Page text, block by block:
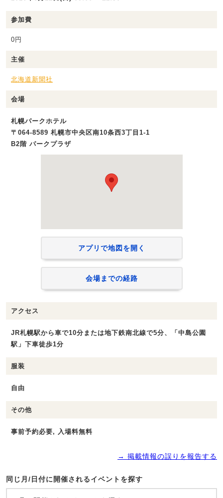
参加費
0円
主催
北海道新聞社
会場
札幌パークホテル
〒064-8589 札幌市中央区南10条西3丁目1-1
B2階 パークプラザ
アプリで地図を開く
会場までの経路
アクセス
JR札幌駅から車で10分または地下鉄南北線で5分、「中島公園
駅」下車徒歩1分
服装
自由
その他
事前予約必要, 入場料無料
→ 掲載情報の誤りを報告する
同じ月/日付に開催されるイベントを探す